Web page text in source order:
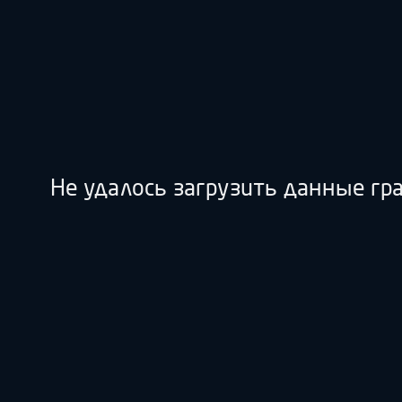
Не удалось загрузить данные